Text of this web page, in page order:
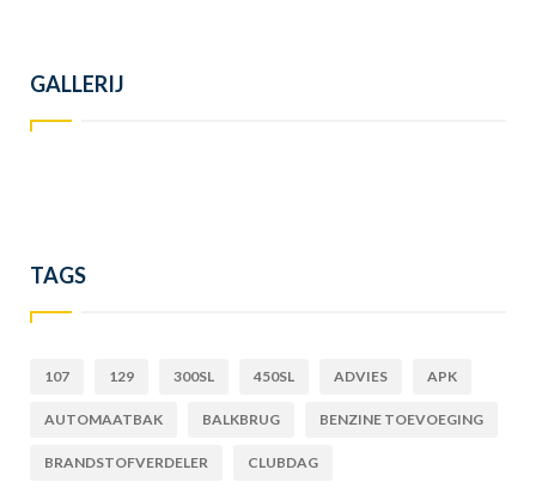
GALLERIJ
TAGS
107 129 300SL 450SL ADVIES APK
AUTOMAATBAK BALKBRUG BENZINE TOEVOEGING
BRANDSTOFVERDELER CLUBDAG